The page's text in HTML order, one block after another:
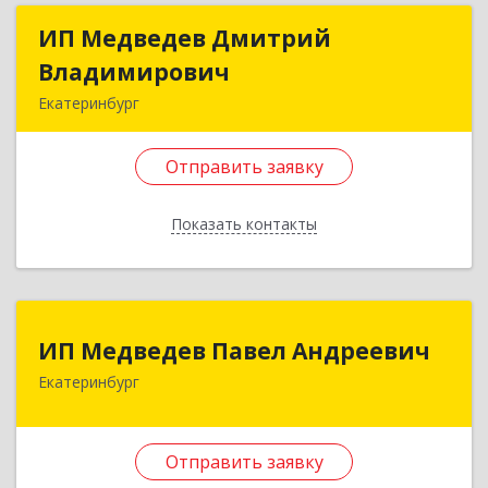
ИП Медведев Дмитрий
Владимирович
Екатеринбург
Отправить заявку
Показать контакты
ИП Медведев Дмитрий
Вилонова ул, дом № 22, кв.61
ИП Медведев Павел Андреевич
Екатеринбург
Отправить заявку
620028, Свердловская обл, Екатеринбург г,